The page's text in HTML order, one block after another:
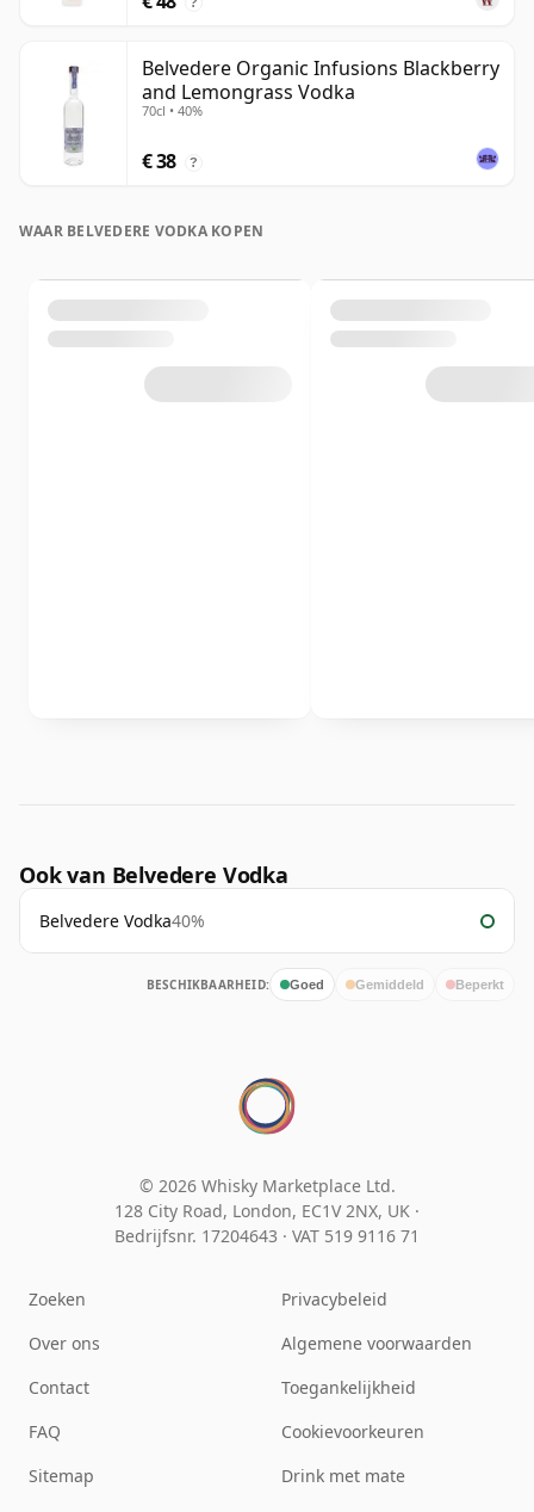
Belvedere Organic Infusions Blackberry
and Lemongrass Vodka
70cl • 40%
€ 38 ?
WAAR BELVEDERE VODKA KOPEN
Ook van Belvedere Vodka
Belvedere Vodka40%
BESCHIKBAARHEID: Goed Gemiddeld Beperkt
© 2026 Whisky Marketplace Ltd.
128 City Road, London, EC1V 2NX, UK ·
Bedrijfsnr. 17204643 · VAT 519 9116 71
Zoeken
Over ons
Contact
FAQ
Sitemap
Privacybeleid
Algemene voorwaarden
Toegankelijkheid
Cookievoorkeuren
Drink met mate